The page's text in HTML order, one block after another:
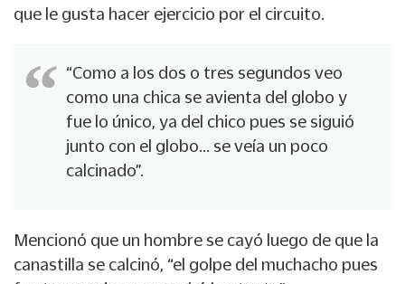
que le gusta hacer ejercicio por el circuito.
“Como a los dos o tres segundos veo
como una chica se avienta del globo y
fue lo único, ya del chico pues se siguió
junto con el globo… se veía un poco
calcinado”.
Mencionó que un hombre se cayó luego de que la
canastilla se calcinó, “el golpe del muchacho pues